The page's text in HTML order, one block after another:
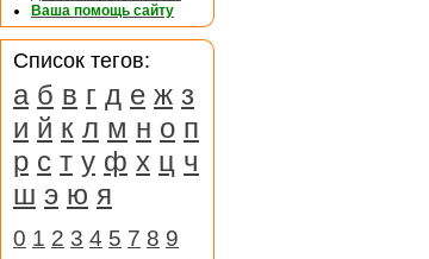
Ваша помощь сайту
Список тегов:
а б в г д е ж з
и й к л м н о п
р с т у ф х ц ч
ш э ю я
0 1 2 3 4 5 7 8 9